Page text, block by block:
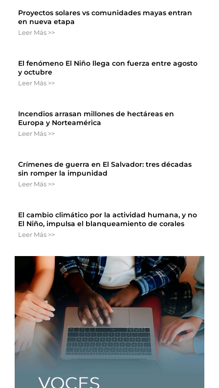
Proyectos solares vs comunidades mayas entran
en nueva etapa
Leer Más >>
El fenómeno El Niño llega con fuerza entre agosto
y octubre
Leer Más >>
Incendios arrasan millones de hectáreas en
Europa y Norteamérica
Leer Más >>
Crímenes de guerra en El Salvador: tres décadas
sin romper la impunidad
Leer Más >>
El cambio climático por la actividad humana, y no
El Niño, impulsa el blanqueamiento de corales
Leer Más >>